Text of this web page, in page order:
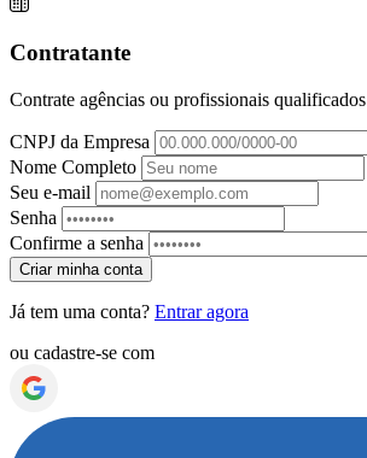
Contratante
Contrate agências ou profissionais qualificados
CNPJ da Empresa
Nome Completo
Seu e-mail
Senha
Confirme a senha
Criar minha conta
Já tem uma conta? Entrar agora
ou cadastre-se com